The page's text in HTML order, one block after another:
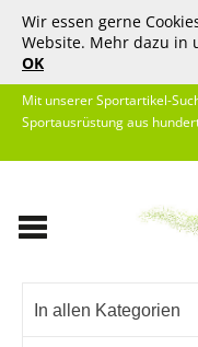
Wir essen gerne
Website. Mehr dazu in
OK
Mit unserer Sportartikel-
Sportausrüstung aus
In allen Kategorien